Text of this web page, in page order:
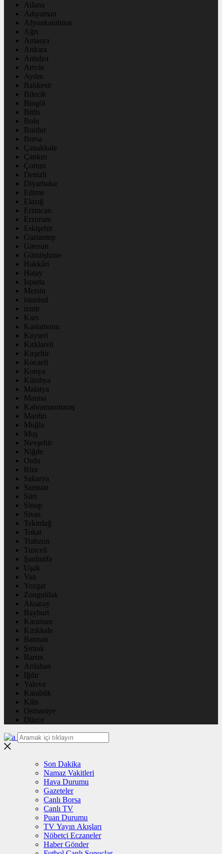
Adana
Adıyaman
Afyonkarahisar
Ağrı
Amasya
Ankara
Antalya
Artvin
Aydın
Balıkesir
Bilecik
Bingöl
Bitlis
Bolu
Burdur
Bursa
Çanakkale
Çankırı
Çorum
Denizli
Diyarbakır
Edirne
Elazığ
Erzincan
Erzurum
Eskişehir
Gaziantep
Giresun
Gümüşhane
Hakkâri
Hatay
Isparta
Mersin
istanbul
izmir
Kars
Kastamonu
Kayseri
Kırklareli
Kırşehir
Kocaeli
Konya
Kütahya
Malatya
Manisa
Kahramanmaraş
Mardin
Muğla
Muş
Nevşehir
Niğde
Ordu
Rize
Sakarya
Samsun
Siirt
Sinop
Sivas
Tekirdağ
Tokat
Trabzon
Tunceli
Şanlıurfa
Uşak
Van
Yozgat
Zonguldak
Aksaray
Bayburt
Karaman
Kırıkkale
Batman
Şırnak
Bartın
Ardahan
Iğdır
Yalova
Karabük
Kilis
Osmaniye
Düzce
Son Dakika
Namaz Vakitleri
Hava Durumu
Gazeteler
Canlı Borsa
Canlı TV
Puan Durumu
TV Yayın Akışları
Nöbetçi Eczaneler
Haber Gönder